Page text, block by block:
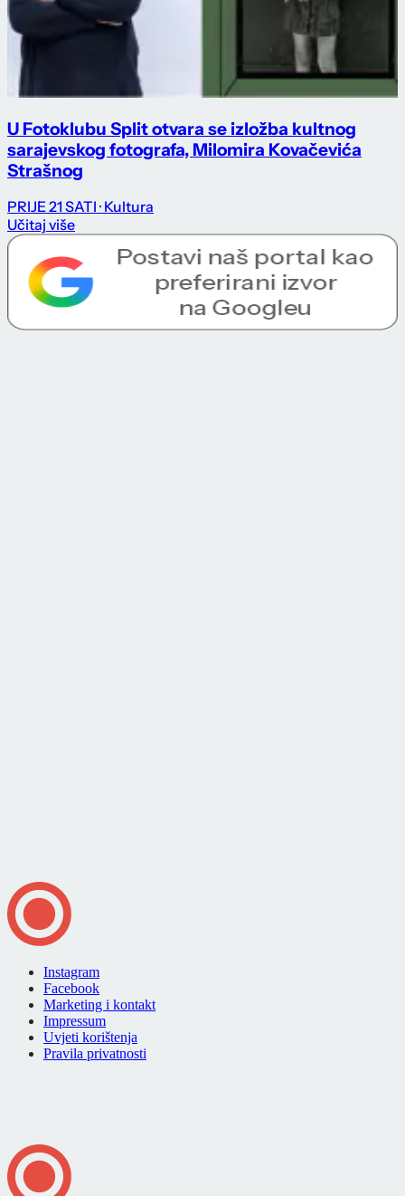
U Fotoklubu Split otvara se izložba kultnog
sarajevskog fotografa, Milomira Kovačevića
Strašnog
PRIJE 21 SATI · Kultura
Učitaj više
Instagram
Facebook
Marketing i kontakt
Impressum
Uvjeti korištenja
Pravila privatnosti